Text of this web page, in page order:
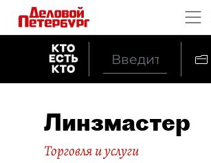
Линзмастер
Торговля и услуги